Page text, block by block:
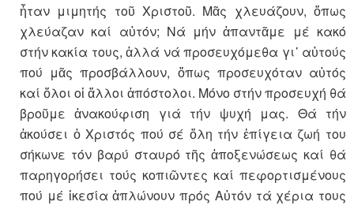
ἦταν μιμητής τοῦ Χρι­στοῦ. Μᾶς χλευάζουν, ὅπως
χλεύ­αζαν καί αὐτόν; Νά μήν ἀπαντᾶμε μέ κα­κό
στήν κακία τους, ἀλλά νά προσευχόμεθα γι᾽ αὐ­τούς
πού μᾶς προσβάλλουν, ὅπως προσευχόταν αὐτός
καί ὅλοι οἱ ἄλλοι ἀπόστο­λοι. Μόνο στήν προσευχή θά
βροῦ­­­με ἀνακούφιση γιά τήν ψυχή μας. Θά τήν
ἀκούσει ὁ Χριστός πού σέ ὅλη τήν ἐπίγεια ζωή του
σή­κω­νε τόν βαρύ σταυρό τῆς ἀποξε­νώ­σεως καί θά
παρηγο­ρή­­σει τούς κο­­πιῶντες καί πεφορ­τι­σμέ­νους
πού μέ ἱκεσία ἁπλώ­νουν πρός Αὐ­τόν τά χέρια τους